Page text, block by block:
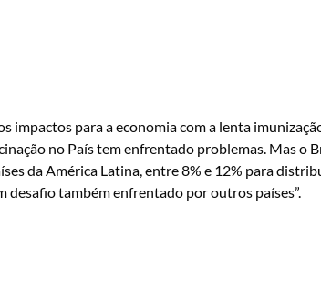
impactos para a economia com a lenta
no País tem enfrentado problemas. Mas o
da América Latina, entre 8% e 12% para
desafio também enfrentado por outros países”.